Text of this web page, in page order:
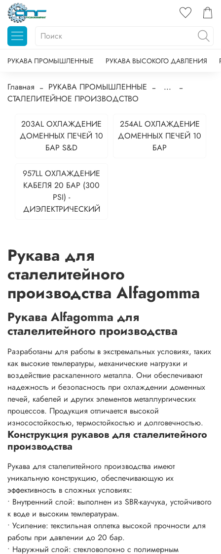
РУКАВА ПРОМЫШЛЕННЫЕ РУКАВА ВЫСОКОГО ДАВЛЕНИЯ
Главная РУКАВА ПРОМЫШЛЕННЫЕ
...
СТАЛЕЛИТЕЙНОЕ ПРОИЗВОДСТВО
203AL ОХЛАЖДЕНИЕ
ДОМЕННЫХ ПЕЧЕЙ 10
БАР S&D
254AL ОХЛАЖДЕНИЕ
ДОМЕННЫХ ПЕЧЕЙ 10
БАР
957LL ОХЛАЖДЕНИЕ
КАБЕЛЯ 20 БАР (300
PSI) -
ДИЭЛЕКТРИЧЕСКИЙ
Рукава для
сталелитейного
производства Alfagomma
Рукава Alfagomma для
сталелитейного производства
Разработаны для работы в экстремальных условиях, таких
как высокие температуры, механические нагрузки и
воздействие раскаленного металла. Они обеспечивают
надежность и безопасность при охлаждении доменных
печей, кабелей и других элементов металлургических
процессов. Продукция отличается высокой
износостойкостью, термостойкостью и долговечностью.
Конструкция рукавов для сталелитейного
производства
Рукава для сталелитейного производства имеют
уникальную конструкцию, обеспечивающую их
эффективность в сложных условиях:
• Внутренний слой: выполнен из SBR-каучука, устойчивого
к воде и высоким температурам.
• Усиление: текстильная оплетка высокой прочности для
работы при давлении до 20 бар.
• Наружный слой: стекловолокно с полимерным